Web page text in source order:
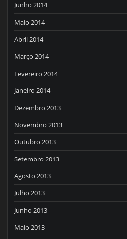
Junho 2014
Maio 2014
Abril 2014
Março 2014
Fevereiro 2014
Janeiro 2014
Dezembro 2013
Novembro 2013
Outubro 2013
Setembro 2013
Agosto 2013
Julho 2013
Junho 2013
Maio 2013